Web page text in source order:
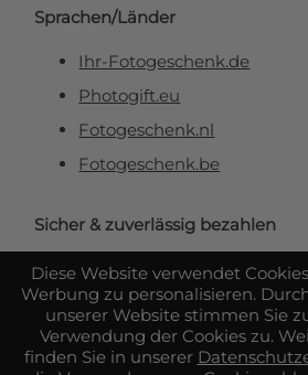
Diese Website verwendet
Werbung zu personalisieren.
unserer Website stimmen Sie
Verwendung der Cookies zu.
finden Sie in unserer
Sprachen/Länder
Ihr-Fotogeschenk.de
Photogift.eu
Fotogeschenk.nl
Fotogeschenk.be
Sicher & zuverlässig bezahlen